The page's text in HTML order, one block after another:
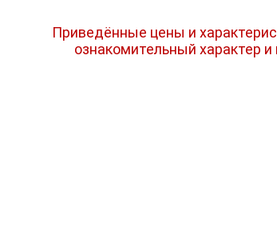
Приведённые цены и
ознакомительный характер